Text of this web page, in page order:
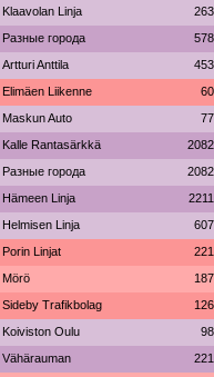
Klaavolan Linja 263
Разные города 578
Artturi Anttila 453
Elimäen Liikenne 60
Maskun Auto 77
Kalle Rantasärkkä 2082
Разные города 2082
Hämeen Linja 2211
Helmisen Linja 607
Porin Linjat 221
Mörö 187
Sideby Trafikbolag 126
Koiviston Oulu 98
Vähärauman 221